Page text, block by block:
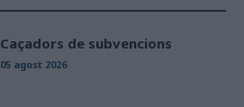
Caçadors de subvencions
05 agost 2026